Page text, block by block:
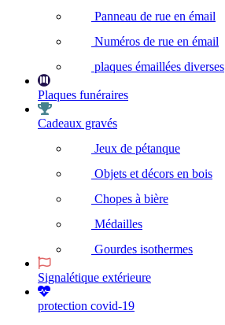
Panneau de rue en émail
Numéros de rue en émail
plaques émaillées diverses
Plaques funéraires
Cadeaux gravés
Jeux de pétanque
Objets et décors en bois
Chopes à bière
Médailles
Gourdes isothermes
Signalétique extérieure
protection covid-19